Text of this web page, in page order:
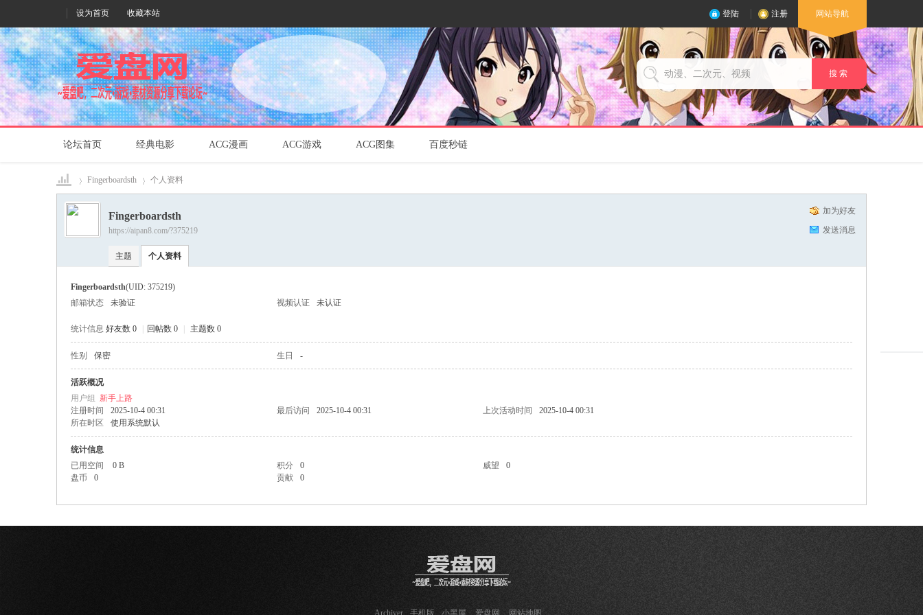
设为首页 收藏本站 登陆 注册 网站导航
搜 索
论坛首页 经典电影 ACG漫画 ACG游戏 ACG图集 百度秒链
爱盘›
Fingerboardsth 个人资料
加为好友
发送消息
Fingerboardsth
https://aipan8.com/?375219
主题 个人资料
Fingerboardsth(UID: 375219)
邮箱状态
未验证 视频认证 未认证
统计信息 好友数 0 回帖数 0 主题数 0
性别 保密 生日 -
活跃概况
用户组 新手上路
注册时间
2025-10-4 00:31 最后访问 2025-10-4 00:31 上次活动时间
2025-10-4 00:31
所在时区
使用系统默认
统计信息
已用空间
0 B 积分 0 威望
0
盘币
0 贡献 0
Archiver 手机版 小黑屋 爱盘网 网站地图